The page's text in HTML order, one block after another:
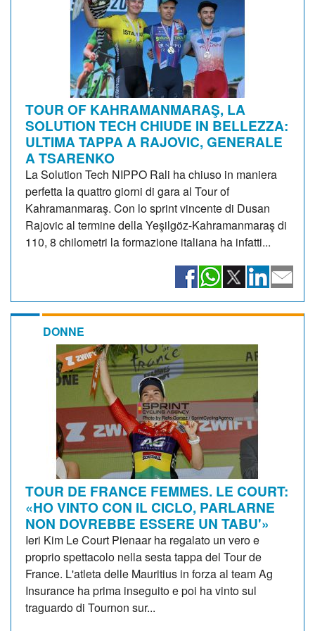
TOUR OF KAHRAMANMARAŞ, LA
SOLUTION TECH CHIUDE IN BELLEZZA:
ULTIMA TAPPA A RAJOVIC, GENERALE
A TSARENKO
La Solution Tech NIPPO Rali ha chiuso in maniera
perfetta la quattro giorni di gara al Tour of
Kahramanmaraş. Con lo sprint vincente di Dusan
Rajovic al termine della Yeşilgöz-Kahramanmaraş di
110, 8 chilometri la formazione italiana ha infatti...
DONNE
TOUR DE FRANCE FEMMES. LE COURT:
«HO VINTO CON IL CICLO, PARLARNE
NON DOVREBBE ESSERE UN TABU'»
Ieri Kim Le Court Pienaar ha regalato un vero e
proprio spettacolo nella sesta tappa del Tour de
France. L'atleta delle Mauritius in forza al team Ag
Insurance ha prima inseguito e poi ha vinto sul
traguardo di Tournon sur...